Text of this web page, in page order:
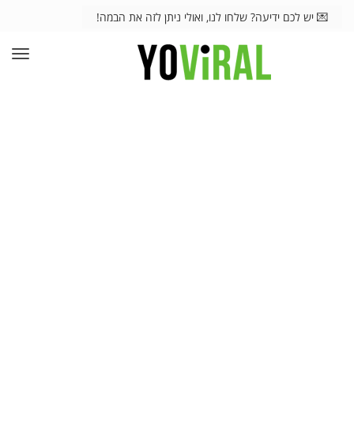
💌 יש לכם ידיעה? שלחו לנו, ואולי ניתן לזה את הבמה!